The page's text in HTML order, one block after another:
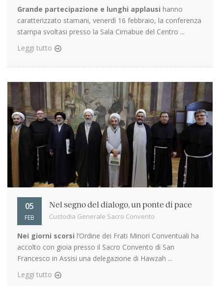
Grande partecipazione e lunghi applausi hanno
caratterizzato stamani, venerdì 16 febbraio, la conferenza
stampa svoltasi presso la Sala Cimabue del Centro ...
Leggi tutto
05
FEB
Nel segno del dialogo, un ponte di pace
Custodia Generale Sacro Convento
Nei giorni scorsi l’Ordine dei Frati Minori Conventuali ha
accolto con gioia presso il Sacro Convento di San
Francesco in Assisi una delegazione di Hawzah ...
Leggi tutto